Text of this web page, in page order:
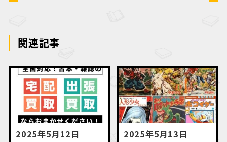
関連記事
2025年5月12日 2025年5月13日